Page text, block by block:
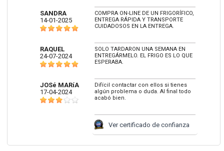
SANDRA
14-01-2025
COMPRA ON-LINE DE UN FRIGORÍFICO,
ENTREGA RÁPIDA Y TRANSPORTE
CUIDADOSOS EN LA ENTREGA.
RAQUEL
24-07-2024
SOLO TARDARON UNA SEMANA EN
ENTREGÁRMELO. EL FRIGO ES LO QUE
ESPERABA.
JOSé MARíA
17-04-2024
Difícil contactar con ellos si tienes
algún problema o duda. Al final todo
acabó bien.
Ver certificado de confianza